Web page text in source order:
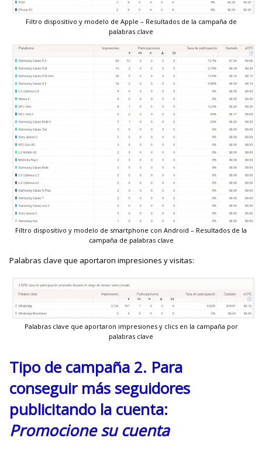
Filtro dispositivo y modelo de Apple – Resultados de la campaña de
palabras clave
Filtro dispositivo y modelo de smartphone con Android – Resultados de la
campaña de palabras clave
Palabras clave que aportaron impresiones y visitas:
Palabras clave que aportaron impresiones y clics en la campaña por
palabras clave
Tipo de campaña 2. Para
conseguir más seguidores
publicitando la cuenta:
Promocione su cuenta